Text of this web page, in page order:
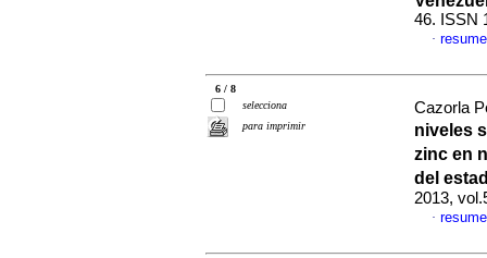
46. ISSN
·
6 / 8
selecciona
para imprimir
Cazorla
niveles
zinc en
del
2013,
·